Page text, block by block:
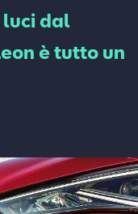
luci dal
è tutto un